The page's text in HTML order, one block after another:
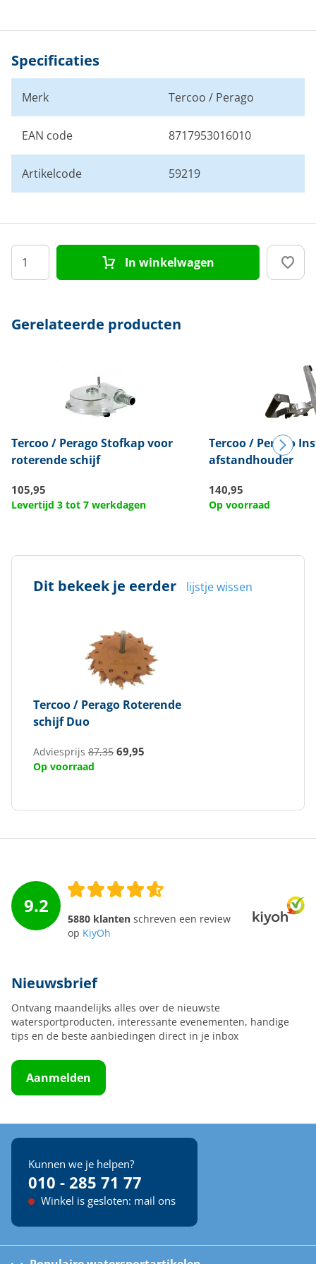
Specificaties
Merk Tercoo / Perago
EAN code 8717953016010
Artikelcode 59219
In winkelwagen
Gerelateerde producten
Tercoo / PeragoStofkap voor
roterende schijf
105,95
Levertijd 3 tot 7 werkdagen
Tercoo / Perago
afstandhouder
140,95
Op voorraad
Dit bekeek je eerder lijstje wissen
Tercoo / Perago Roterende
schijf Duo
Adviesprijs 87,35 69,95
Op voorraad
9.2
5880 klanten schreven een review
op KiyOh
Nieuwsbrief
Ontvang maandelijks alles over de nieuwste
watersportproducten, interessante evenementen, handige
tips en de beste aanbiedingen direct in je inbox
Aanmelden
Kunnen we je helpen?
010 - 285 71 77
Winkel is gesloten: mail ons